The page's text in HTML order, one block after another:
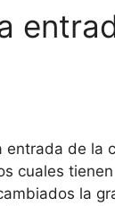
entrada de la
cuales
la